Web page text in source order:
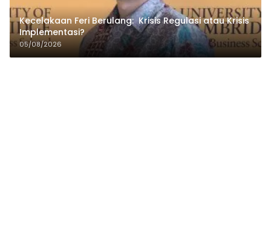
Kecelakaan Feri Berulang: Krisis Regulasi atau Krisis
Implementasi?
05/08/2026